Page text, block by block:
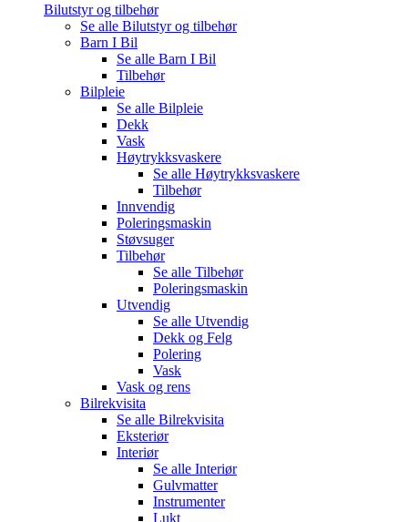
Bilutstyr og tilbehør
Se alle Bilutstyr og tilbehør
Barn I Bil
Se alle Barn I Bil
Tilbehør
Bilpleie
Se alle Bilpleie
Dekk
Vask
Høytrykksvaskere
Se alle Høytrykksvaskere
Tilbehør
Innvendig
Poleringsmaskin
Støvsuger
Tilbehør
Se alle Tilbehør
Poleringsmaskin
Utvendig
Se alle Utvendig
Dekk og Felg
Polering
Vask
Vask og rens
Bilrekvisita
Se alle Bilrekvisita
Eksteriør
Interiør
Se alle Interiør
Gulvmatter
Instrumenter
Lukt